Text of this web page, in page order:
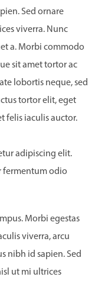
Sed ornare
viverra. Nunc
a. Morbi commodo
sit amet tortor ac
lobortis neque, sed
tortor elit, eget
felis iaculis auctor.
adipiscing elit.
fermentum odio
Morbi egestas
viverra, arcu
nibh id sapien. Sed
ut mi ultrices